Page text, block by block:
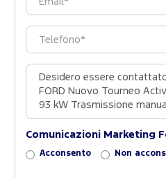
Comunicazioni Marketing
Acconsento Non